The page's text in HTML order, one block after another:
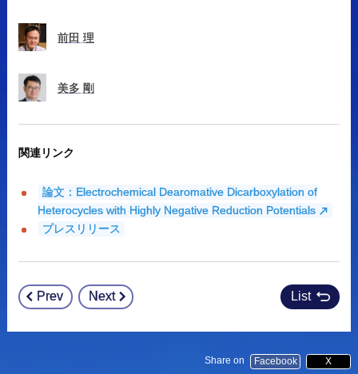
前田 理
美多 剛
関連リンク
論文：Electrochemical Dearomative Dicarboxylation of
Heterocycles with Highly Negative Reduction Potentials
プレスリリース
Post
navigation
Prev Next List
Share on Facebook X